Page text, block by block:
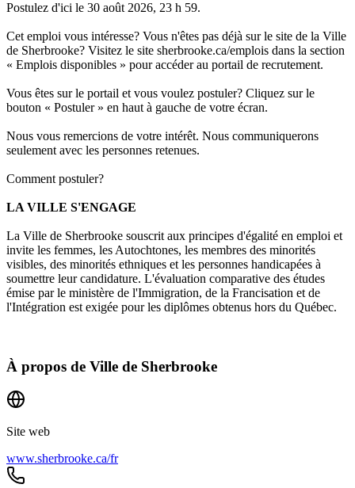
Postulez d'ici le 30 août 2026, 23 h 59.
Cet emploi vous intéresse? Vous n'êtes pas déjà sur le site de la Ville
de Sherbrooke? Visitez le site sherbrooke.ca/emplois dans la section
« Emplois disponibles » pour accéder au portail de recrutement.
Vous êtes sur le portail et vous voulez postuler? Cliquez sur le
bouton « Postuler » en haut à gauche de votre écran.
Nous vous remercions de votre intérêt. Nous communiquerons
seulement avec les personnes retenues.
Comment postuler?
LA VILLE S'ENGAGE
La Ville de Sherbrooke souscrit aux principes d'égalité en emploi et
invite les femmes, les Autochtones, les membres des minorités
visibles, des minorités ethniques et les personnes handicapées à
soumettre leur candidature. L'évaluation comparative des études
émise par le ministère de l'Immigration, de la Francisation et de
l'Intégration est exigée pour les diplômes obtenus hors du Québec.
À propos de Ville de Sherbrooke
Site web
www.sherbrooke.ca/fr